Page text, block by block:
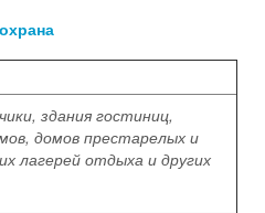
здания гостиниц,
домов престарелых и
лагерей отдыха и других